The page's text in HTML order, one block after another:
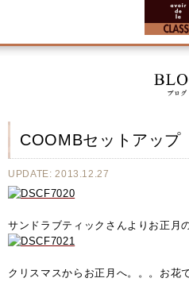
COOMBセットアップ
UPDATE: 2013.12.27
サンドラブティックさんよりお正月
クリスマスからお正月へ。。。お花